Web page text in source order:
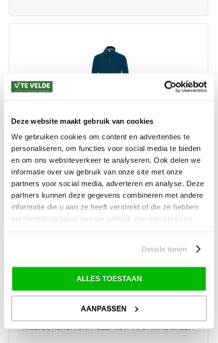
Deze website maakt gebruik van cookies
We gebruiken cookies om content en advertenties te
personaliseren, om functies voor social media te bieden
en om ons websiteverkeer te analyseren. Ook delen we
informatie over uw gebruik van onze site met onze
partners voor social media, adverteren en analyse. Deze
partners kunnen deze gegevens combineren met andere
informatie die u aan ze heeft verstrekt of die ze hebben
verzameld op basis van uw gebruik van hun services.
Details tonen
ALLES TOESTAAN
AANPASSEN
€ 39,99
€ 37,50
KILLTEC HEREN SKI PULLY KSW 95 SPRING GREEN